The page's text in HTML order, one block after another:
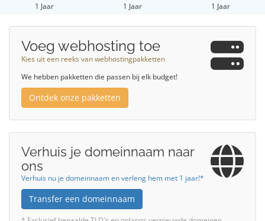
1 Jaar 1 Jaar 1 Jaar
Voeg webhosting toe
Kies uit een reeks van webhostingpakketten
We hebben pakketten die passen bij elk budget!
Ontdek onze pakketten
Verhuis je domeinnaam naar
ons
Verhuis nu je domeinnaam en verleng hem met 1 jaar!*
Transfer een domeinnaam